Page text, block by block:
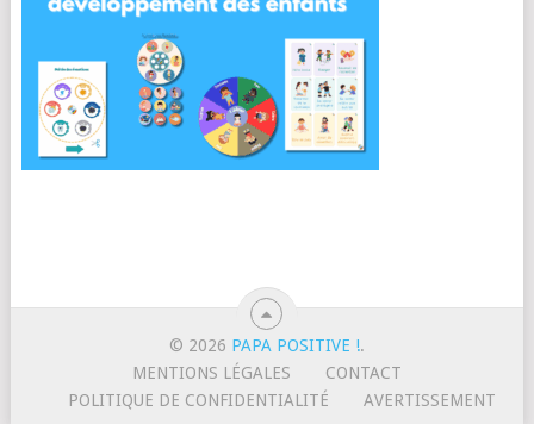
© 2026 PAPA POSITIVE !.
MENTIONS LÉGALES
CONTACT
POLITIQUE DE CONFIDENTIALITÉ
AVERTISSEMENT